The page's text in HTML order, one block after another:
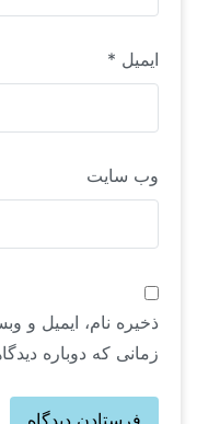
ایمیل *
وب‌ سایت
ذخیره نام، ایمیل و
زمانی که دوباره